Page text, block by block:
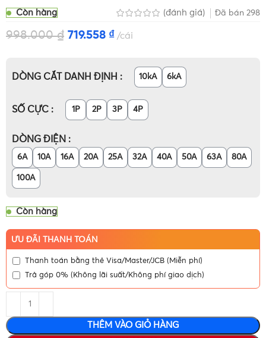
Còn hàng (đánh giá) Đã bán 298
998.000₫ 719.558 ₫ cái
DÒNG CẮT DANH ĐỊNH 10kA 6kA
SỐ CỰC 1P 2P 3P 4P
DÒNG ĐIỆN
6A 10A 16A 20A 25A 32A 40A 50A 63A 80A
100A
Còn hàng
ƯU ĐÃI THANH TOÁN
Thanh toán bằng thẻ Visa/Master/JCB (Miễn phí)
Trả góp 0% (Không lãi suất/Không phí giao dịch)
THÊM VÀO GIỎ HÀNG